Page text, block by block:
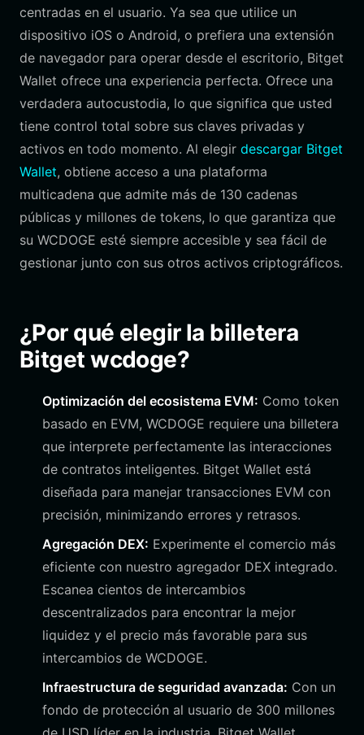
centradas en el usuario. Ya sea que utilice un
dispositivo iOS o Android, o prefiera una extensión
de navegador para operar desde el escritorio, Bitget
Wallet ofrece una experiencia perfecta. Ofrece una
verdadera autocustodia, lo que significa que usted
tiene control total sobre sus claves privadas y
activos en todo momento. Al elegir descargar Bitget
Wallet, obtiene acceso a una plataforma
multicadena que admite más de 130 cadenas
públicas y millones de tokens, lo que garantiza que
su WCDOGE esté siempre accesible y sea fácil de
gestionar junto con sus otros activos criptográficos.
¿Por qué elegir la billetera
Bitget wcdoge?
Optimización del ecosistema EVM: Como token
basado en EVM, WCDOGE requiere una billetera
que interprete perfectamente las interacciones
de contratos inteligentes. Bitget Wallet está
diseñada para manejar transacciones EVM con
precisión, minimizando errores y retrasos.
Agregación DEX: Experimente el comercio más
eficiente con nuestro agregador DEX integrado.
Escanea cientos de intercambios
descentralizados para encontrar la mejor
liquidez y el precio más favorable para sus
intercambios de WCDOGE.
Infraestructura de seguridad avanzada: Con un
fondo de protección al usuario de 300 millones